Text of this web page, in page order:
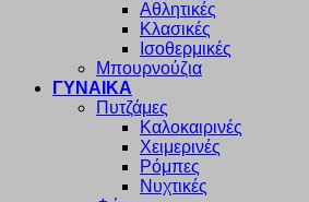
Αθλητικές
Κλασικές
Ισοθερμικές
Μπουρνούζια
ΓΥΝΑΙΚΑ
Πυτζάμες
Καλοκαιρινές
Χειμερινές
Ρόμπες
Νυχτικές